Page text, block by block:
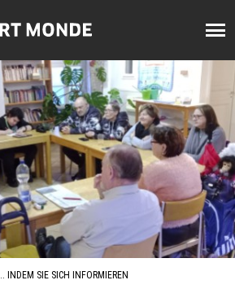
... INDEM SIE SICH INFORMIEREN